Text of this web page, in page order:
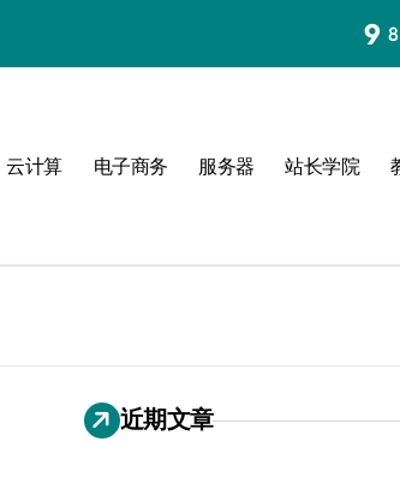
9
云计算 电子商务 服务器 站长学院
近期文章